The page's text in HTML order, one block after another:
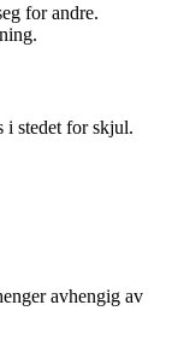
for andre.
i stedet for skjul.
avhengig av